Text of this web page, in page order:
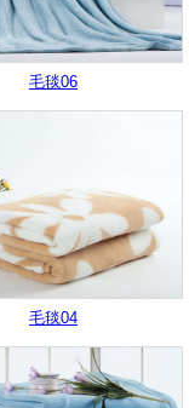
毛毯06
毛毯04